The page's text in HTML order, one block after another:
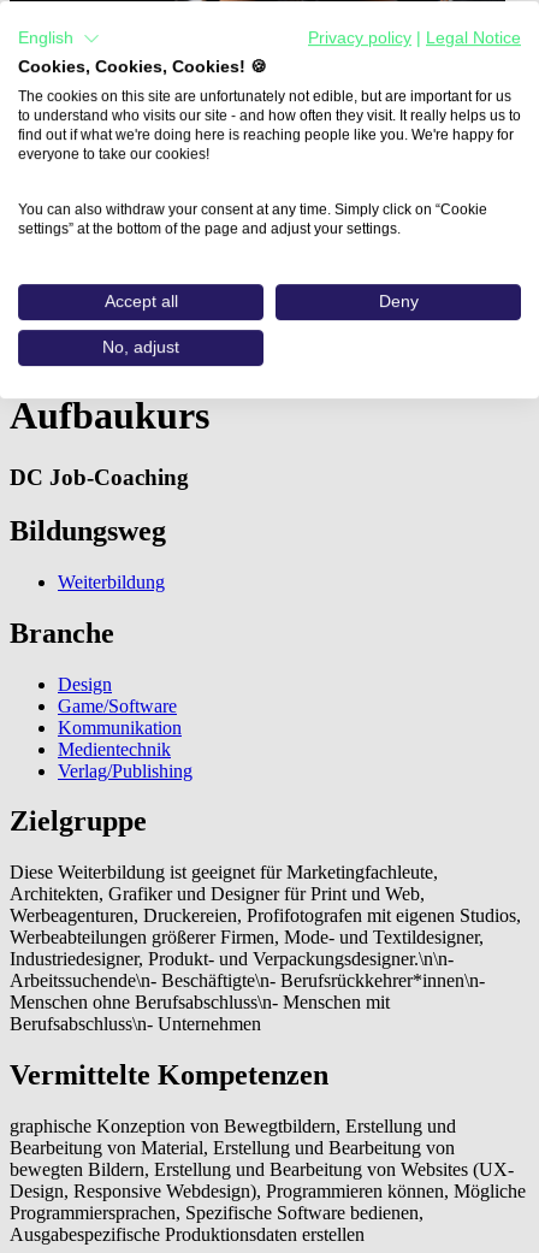
Aus- und Weiterbildungen
Adobe® Animate® Aufbaukurs (DC…
Adobe® Animate®
Aufbaukurs
DC Job-Coaching
Bildungsweg
Weiterbildung
Branche
Design
Game/Software
Kommunikation
Medientechnik
Verlag/Publishing
Zielgruppe
Diese Weiterbildung ist geeignet für Marketingfachleute,
Architekten, Grafiker und Designer für Print und Web,
Werbeagenturen, Druckereien, Profifotografen mit eigenen Studios,
Werbeabteilungen größerer Firmen, Mode- und Textildesigner,
Industriedesigner, Produkt- und Verpackungsdesigner.\n\n-
Arbeitssuchende\n- Beschäftigte\n- Berufsrückkehrer*innen\n-
Menschen ohne Berufsabschluss\n- Menschen mit
Berufsabschluss\n- Unternehmen
Vermittelte Kompetenzen
graphische Konzeption von Bewegtbildern, Erstellung und
Bearbeitung von Material, Erstellung und Bearbeitung von
bewegten Bildern, Erstellung und Bearbeitung von Websites (UX-
Design, Responsive Webdesign), Programmieren können, Mögliche
Programmiersprachen, Spezifische Software bedienen,
Ausgabespezifische Produktionsdaten erstellen
English Privacy policy
Legal Notice
Cookies, Cookies, Cookies! 🍪
The cookies on this site are unfortunately not edible, but are important for us
to understand who visits our site - and how often they visit. It really helps us to
find out if what we're doing here is reaching people like you. We're happy for
everyone to take our cookies!
You can also withdraw your consent at any time. Simply click on “Cookie
settings” at the bottom of the page and adjust your settings.
Accept all Deny
No, adjust